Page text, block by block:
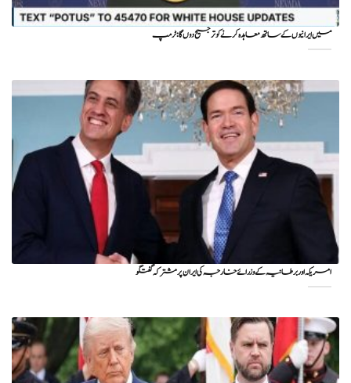
میں ایرانیوں کے ساتھ معاہدہ کرنے کو ترجیح دوں گا : ٹرمپ
امریکہ اور برطانیہ کے وزرائے خارجہ کی ایران پر مشترکہ گفتگو